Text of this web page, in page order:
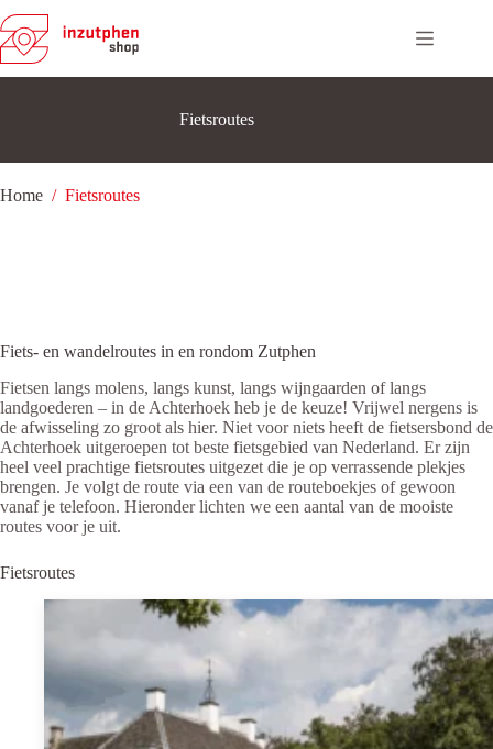
naar
de
inhoud
Fietsroutes
Home / Fietsroutes
Fiets- en wandelroutes in en rondom Zutphen
Fietsen langs molens, langs kunst, langs wijngaarden of langs
landgoederen – in de Achterhoek heb je de keuze! Vrijwel nergens is
de afwisseling zo groot als hier. Niet voor niets heeft de fietsersbond de
Achterhoek uitgeroepen tot beste fietsgebied van Nederland. Er zijn
heel veel prachtige fietsroutes uitgezet die je op verrassende plekjes
brengen. Je volgt de route via een van de routeboekjes of gewoon
vanaf je telefoon. Hieronder lichten we een aantal van de mooiste
routes voor je uit.
Fietsroutes